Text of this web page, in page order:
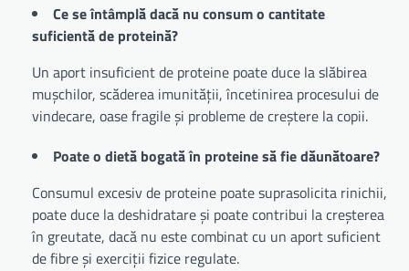
Ce se întâmplă dacă nu consum o cantitate
suficientă de proteină?
Un aport insuficient de proteine poate duce la slăbirea
mușchilor, scăderea imunității, încetinirea procesului de
vindecare, oase fragile și probleme de creștere la copii.
Poate o dietă bogată în proteine să fie dăunătoare?
Consumul excesiv de proteine poate suprasolicita rinichii,
poate duce la deshidratare și poate contribui la creșterea
în greutate, dacă nu este combinat cu un aport suficient
de fibre și exerciții fizice regulate.